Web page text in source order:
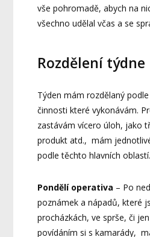
vše pohromadě, abych na
všechno udělal včas a se
Rozdělení týdne
Týden mám rozdělaný
činnosti které vykonávám.
zastávám vícero úloh, jako
produkt atd., mám
podle těchto hlavních
Pondělí operativa – Po
poznámek a nápadů, které
procházkách, ve sprše, či
povídáním si s kamarády,